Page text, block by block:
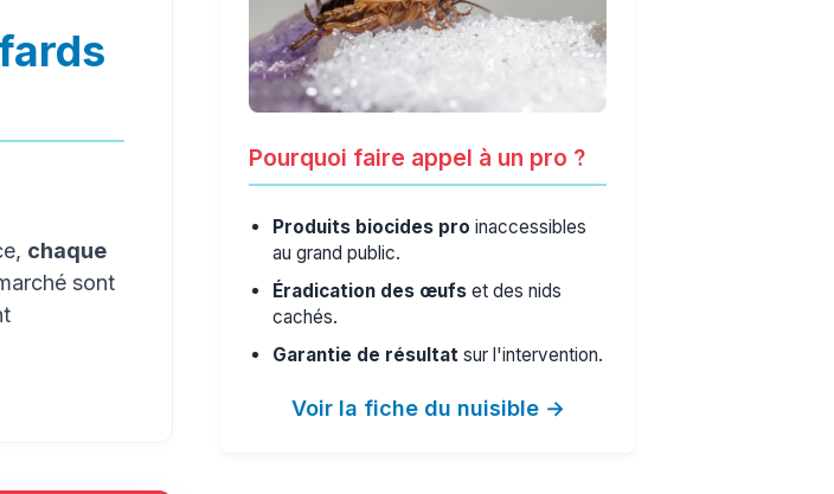
chaque
sont
Pourquoi faire appel à un pro ?
Produits biocides pro inaccessibles
au grand public.
Éradication des œufs et des nids
cachés.
Garantie de résultat sur l'intervention.
Voir la fiche du nuisible →